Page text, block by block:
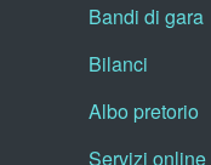
Bandi di gara
Bilanci
Albo pretorio
Servizi online